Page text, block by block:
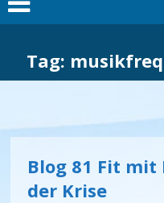
Tag:
Blog 81 Fit
der Krise